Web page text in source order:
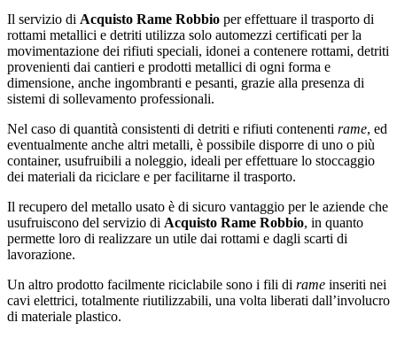
Il servizio di Acquisto Rame Robbio per effettuare il trasporto di
rottami metallici e detriti utilizza solo automezzi certificati per la
movimentazione dei rifiuti speciali, idonei a contenere rottami, detriti
provenienti dai cantieri e prodotti metallici di ogni forma e
dimensione, anche ingombranti e pesanti, grazie alla presenza di
sistemi di sollevamento professionali.
Nel caso di quantità consistenti di detriti e rifiuti contenenti rame, ed
eventualmente anche altri metalli, è possibile disporre di uno o più
container, usufruibili a noleggio, ideali per effettuare lo stoccaggio
dei materiali da riciclare e per facilitarne il trasporto.
Il recupero del metallo usato è di sicuro vantaggio per le aziende che
usufruiscono del servizio di Acquisto Rame Robbio, in quanto
permette loro di realizzare un utile dai rottami e dagli scarti di
lavorazione.
Un altro prodotto facilmente riciclabile sono i fili di rame inseriti nei
cavi elettrici, totalmente riutilizzabili, una volta liberati dall’involucro
di materiale plastico.